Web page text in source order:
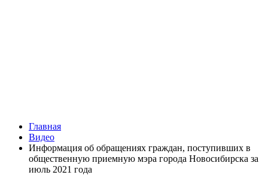
Главная
Видео
Информация об обращениях граждан, поступивших в
общественную приемную мэра города Новосибирска за
июль 2021 года